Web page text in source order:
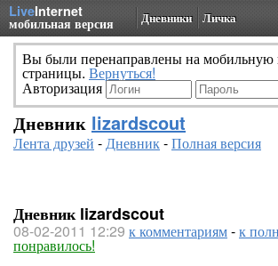
LiveInternet
мобильная версия Дневники Личка
Вы были перенаправлены на мобильную
страницы. Вернуться!
Авторизация
Дневник lizardscout
Лента друзей -Дневник-Полная версия
Дневник lizardscout
08-02-2011 12:29 к комментариям-к
понравилось!